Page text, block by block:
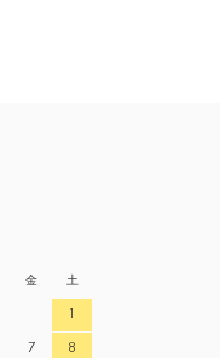
金 土
1
7 8